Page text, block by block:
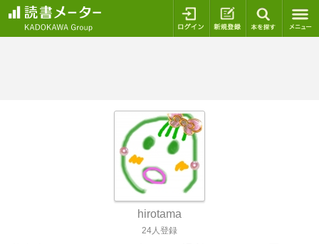
ログイン 新規登録
hirotama
24人登録